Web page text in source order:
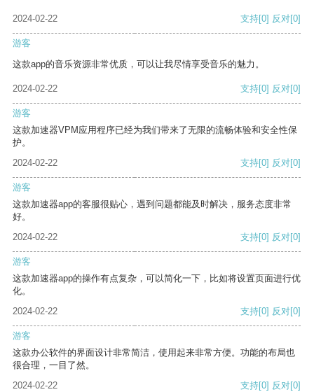
2024-02-22 支持[0] 反对[0]
游客
这款app的音乐资源非常优质，可以让我尽情享受音乐的魅力。
2024-02-22 支持[0] 反对[0]
游客
这款加速器VPM应用程序已经为我们带来了无限的流畅体验和安全性保
护。
2024-02-22
支持[0] 反对[0]
游客
这款加速器app的客服很贴心，遇到问题都能及时解决，服务态度非常
好。
2024-02-22
支持[0] 反对[0]
游客
这款加速器app的操作有点复杂，可以简化一下，比如将设置页面进行优
化。
2024-02-22
支持[0] 反对[0]
游客
这款办公软件的界面设计非常简洁，使用起来非常方便。功能的布局也
很合理，一目了然。
2024-02-22
支持[0] 反对[0]